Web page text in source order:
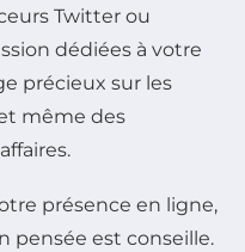
Twitter ou
dédiées à votre
précieux sur les
même des
présence en ligne,
pensée est conseille.